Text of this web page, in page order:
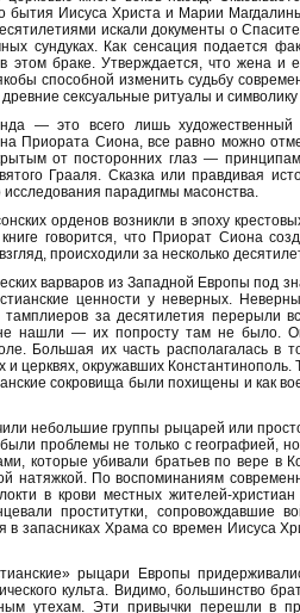
бытия Иисуса Христа и Марии
искали документы о
сундуках. Как сенсация подается
браке. Утверждается, что жена и
способной изменить судьбу
сексуальные ритуалы и
— это всего лишь
Приората Сиона, все равно можно
от посторонних глаз —
Грааля. Сказка или правдивая
парадигмы масонства.
орденов возникли в эпоху
говорится, что Приорат Сиона
происходили за несколько
варваров из Западной Европы под
ценности у неверных.
за десятилетия перерыли
нашли — их попросту там не было.
Большая их часть располагалась в
церквях, окружавших Константинополь.
сокровища были похищены и как
небольшие группы рыцарей или
проблемы не только с географией,
которые убивали братьев по вере в
натяжкой. По воспоминаниям
в крови местных жителей-христиан
проститутки, сопровождавшие
запасниках Храма со времен Иисуса
рыцари Европы
культа. Видимо, большинство
утехам. Эти привычки перешли в